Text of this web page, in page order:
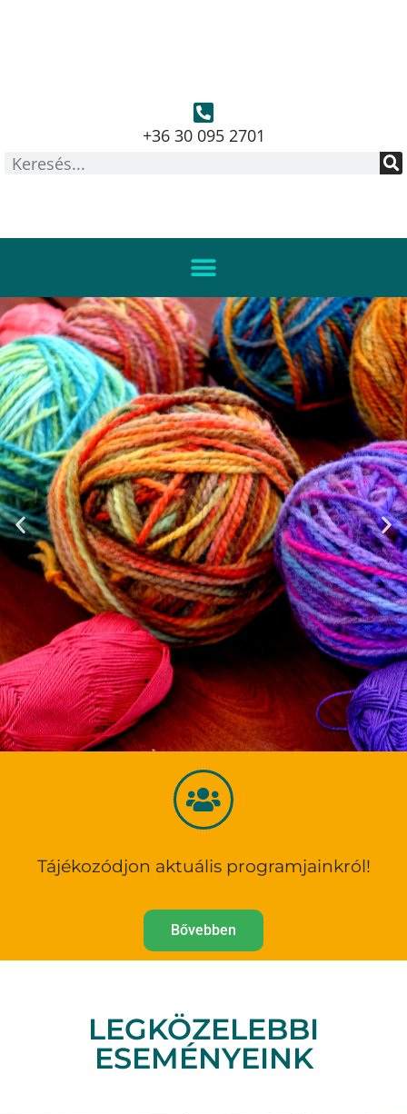
+36 30 095 2701
programok
Változatos workshopokkal, családi
Tájékozódjon aktuális programjainkról!
Bővebben
LEGKÖZELEBBI
ESEMÉNYEINK